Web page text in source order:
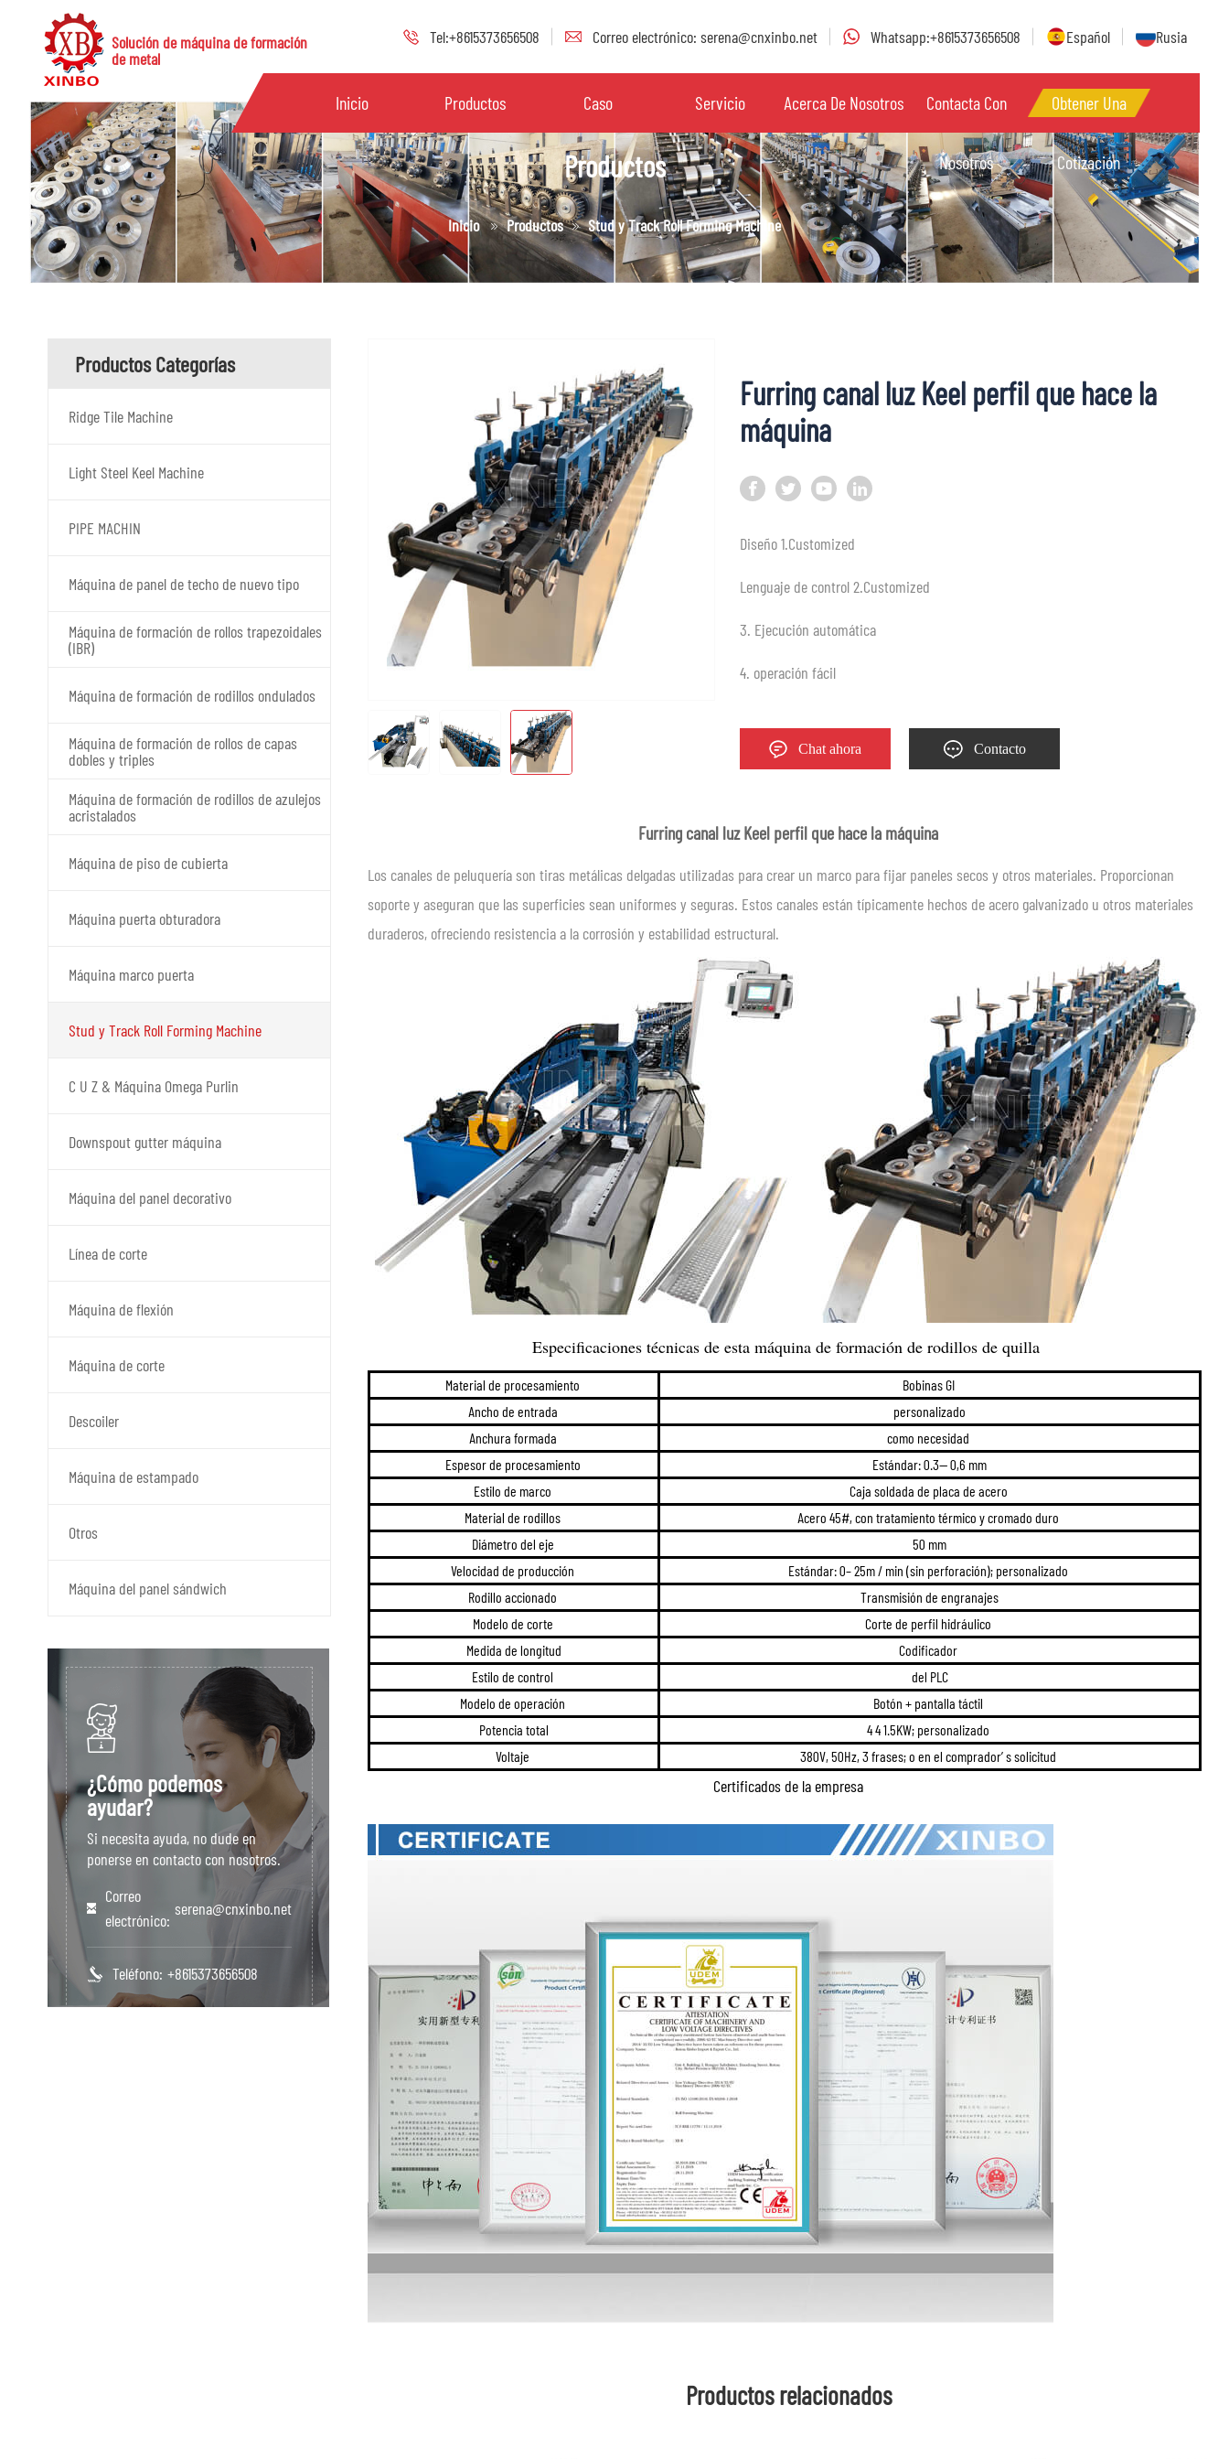
Solución de máquina de formación
de metal
Tel:+8615373656508 Correo electrónico: serena@cnxinbo.net Whatsapp:+8615373656508 Español Rusia
Inicio Productos Caso Servicio Acerca De Nosotros Contacta Con
Nosotros
Obtener Una
Cotización
Productos
Inicio Productos Stud y Track Roll Forming Machine
Productos Categorías
Ridge Tile Machine
Light Steel Keel Machine
PIPE MACHIN
Máquina de panel de techo de nuevo tipo
Máquina de formación de rollos trapezoidales
(IBR)
Máquina de formación de rodillos ondulados
Máquina de formación de rollos de capas
dobles y triples
Máquina de formación de rodillos de azulejos
acristalados
Máquina de piso de cubierta
Máquina puerta obturadora
Máquina marco puerta
Stud y Track Roll Forming Machine
C U Z & Máquina Omega Purlin
Downspout gutter máquina
Máquina del panel decorativo
Línea de corte
Máquina de flexión
Máquina de corte
Descoiler
Máquina de estampado
Otros
Máquina del panel sándwich
¿Cómo podemos
ayudar?
Si necesita ayuda, no dude en
ponerse en contacto con nosotros.
Correo
electrónico:
serena@cnxinbo.net
Teléfono: +8615373656508
Furring canal luz Keel perfil que hace la
máquina
Diseño 1.Customized
Lenguaje de control 2.Customized
3. Ejecución automática
4. operación fácil
Chat ahora Contacto
Furring canal luz Keel perfil que hace la máquina
Los canales de peluquería son tiras metálicas delgadas utilizadas para crear un marco para fijar paneles secos y otros materiales. Proporcionan
soporte y aseguran que las superficies sean uniformes y seguras. Estos canales están típicamente hechos de acero galvanizado u otros materiales
duraderos, ofreciendo resistencia a la corrosión y estabilidad estructural.
Especificaciones técnicas de esta máquina de formación de rodillos de quilla
Material de procesamiento
Bobinas GI
Ancho de entrada
personalizado
Anchura formada
como necesidad
Espesor de procesamiento
Estándar: 0.3— 0,6 mm
Estilo de marco
Caja soldada de placa de acero
Material de rodillos
Acero 45#, con tratamiento térmico y cromado duro
Diámetro del eje
50 mm
Velocidad de producción
Estándar: 0– 25m / min (sin perforación); personalizado
Rodillo accionado
Transmisión de engranajes
Modelo de corte
Corte de perfil hidráulico
Medida de longitud
Codificador
Estilo de control
del PLC
Modelo de operación
Botón + pantalla táctil
Potencia total
4 4 1.5KW; personalizado
Voltaje
380V, 50Hz, 3 frases; o en el comprador’ s solicitud
Certificados de la empresa
Productos relacionados